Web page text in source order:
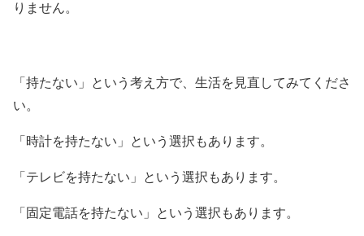
りません。
「持たない」という考え方で、生活を見直してみてくださ
い。
「時計を持たない」という選択もあります。
「テレビを持たない」という選択もあります。
「固定電話を持たない」という選択もあります。